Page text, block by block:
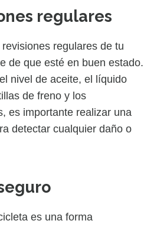
regulares
regulares de tu
de que esté en buen estado.
nivel de aceite, el líquido
de freno y los
es importante realizar una
detectar cualquier daño o
es una forma